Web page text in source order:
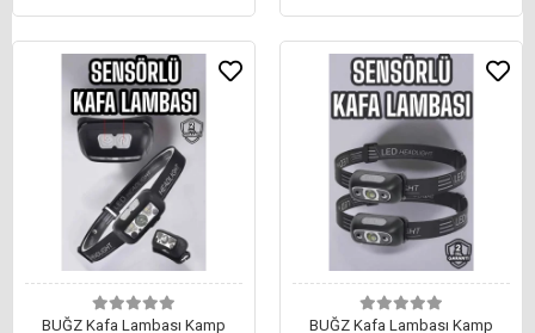
BUĞZ Kafa Lambası Kamp
BUĞZ Kafa Lambası Kamp